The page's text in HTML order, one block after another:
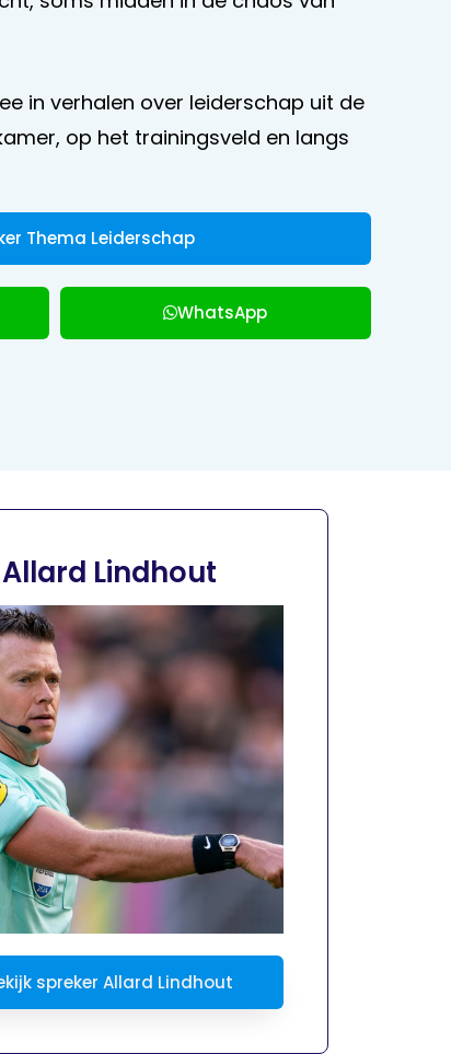
in verhalen over leiderschap uit de
op het trainingsveld en langs
Thema Leiderschap
WhatsApp
Allard Lindhout
spreker Allard Lindhout